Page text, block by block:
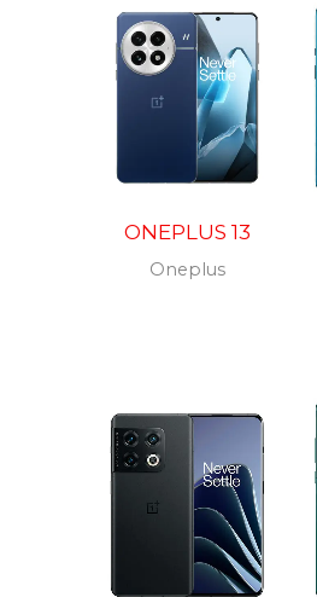
ONEPLUS 13
Oneplus